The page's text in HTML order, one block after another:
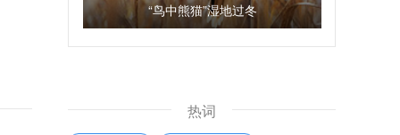
“鸟中熊猫”湿地过冬
热词